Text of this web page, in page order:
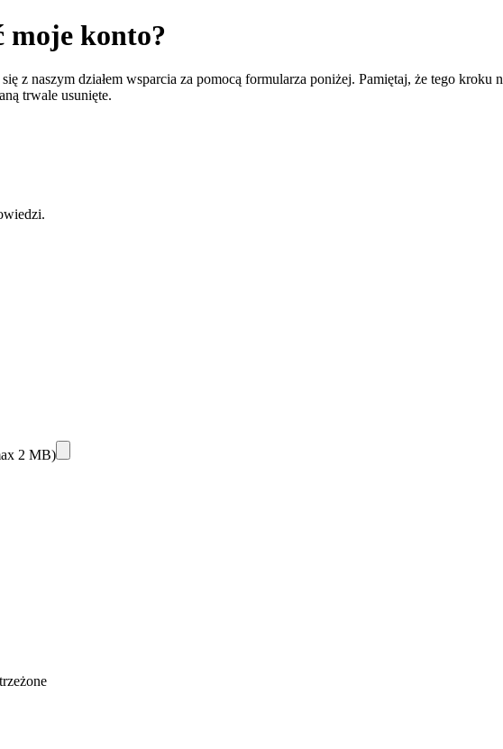
moje konto?
z naszym działem wsparcia za pomocą formularza poniżej. Pamiętaj, że tego
trwale usunięte.
2 MB)